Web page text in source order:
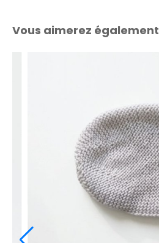
Vous aimerez également